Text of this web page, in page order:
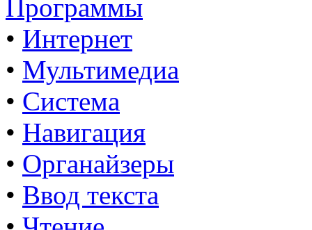
Программы
• Интернет
• Мультимедиа
• Система
• Навигация
• Органайзеры
• Ввод текста